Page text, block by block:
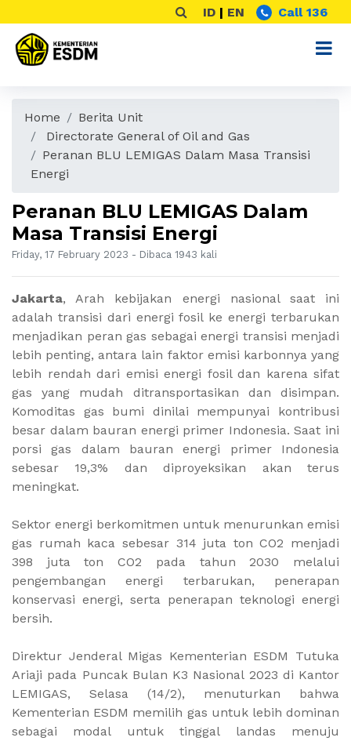
ID | EN Call 136
Home
Berita Unit
Directorate General of Oil and Gas
Peranan BLU LEMIGAS Dalam Masa Transisi
Energi
Peranan BLU LEMIGAS Dalam
Masa Transisi Energi
Friday, 17 February 2023 - Dibaca 1943 kali
Jakarta, Arah kebijakan energi nasional saat ini
adalah transisi dari energi fosil ke energi terbarukan
menjadikan peran gas sebagai energi transisi menjadi
lebih penting, antara lain faktor emisi karbonnya yang
lebih rendah dari emisi energi fosil dan karena sifat
gas yang mudah ditransportasikan dan disimpan.
Komoditas gas bumi dinilai mempunyai kontribusi
besar dalam bauran energi primer Indonesia. Saat ini
porsi gas dalam bauran energi primer Indonesia
sebesar 19,3% dan diproyeksikan akan terus
meningkat.
Sektor energi berkomitmen untuk menurunkan emisi
gas rumah kaca sebesar 314 juta ton CO2 menjadi
398 juta ton CO2 pada tahun 2030 melalui
pengembangan energi terbarukan, penerapan
konservasi energi, serta penerapan teknologi energi
bersih.
Direktur Jenderal Migas Kementerian ESDM Tutuka
Ariaji pada Puncak Bulan K3 Nasional 2023 di Kantor
LEMIGAS, Selasa (14/2), menuturkan bahwa
Kementerian ESDM memilih gas untuk lebih dominan
sebagai modal untuk tinggal landas menuju